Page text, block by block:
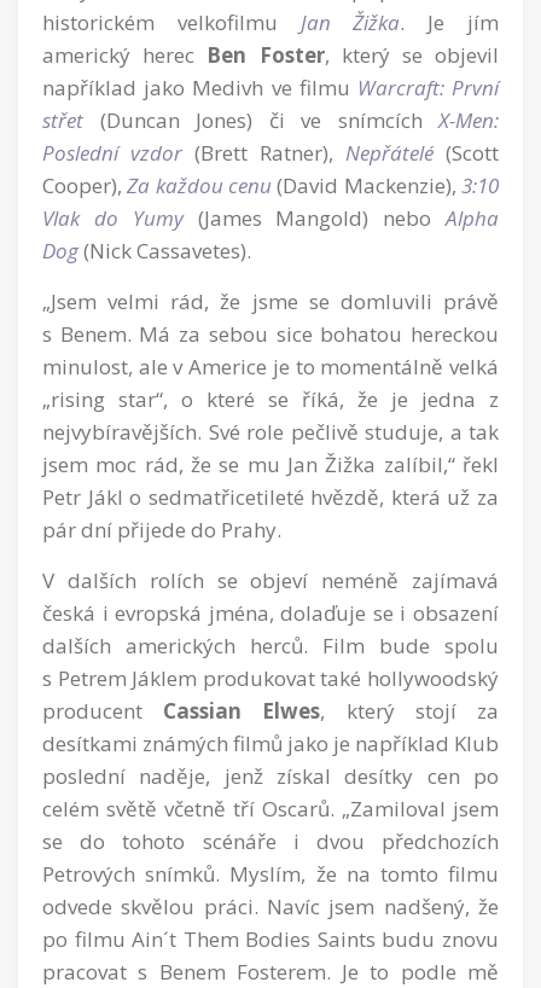
historickém velkofilmu
Jan Žižka. Je jím
americký herec Ben Foster, který se objevil
například jako Medivh ve filmu Warcraft: První
střet
(Duncan Jones) či ve snímcích
X-Men:
Poslední vzdor (Brett Ratner), Nepřátelé (Scott
Cooper), Za každou cenu (David Mackenzie), 3:10
Vlak do Yumy (James Mangold) nebo Alpha
Dog(Nick Cassavetes).
„Jsem velmi rád, že jsme se domluvili právě
s Benem. Má za sebou sice bohatou hereckou
minulost, ale v Americe je to momentálně velká
„rising star“, o které se říká, že je jedna z
nejvybíravějších. Své role pečlivě studuje, a tak
jsem moc rád, že se mu Jan Žižka zalíbil,“ řekl
Petr Jákl o sedmatřicetileté hvězdě, která už za
pár dní přijede do Prahy.
V dalších rolích se objeví neméně zajímavá
česká i evropská jména, dolaďuje se i obsazení
dalších amerických herců. Film bude spolu
s Petrem Jáklem produkovat také hollywoodský
producent
Cassian Elwes, který stojí za
desítkami známých filmů jako je například Klub
poslední naděje, jenž získal desítky cen po
celém světě včetně tří Oscarů. „Zamiloval jsem
se do tohoto scénáře i dvou předchozích
Petrových snímků. Myslím, že na tomto filmu
odvede skvělou práci. Navíc jsem nadšený, že
po filmu Ain´t Them Bodies Saints budu znovu
pracovat s Benem Fosterem. Je to podle mě